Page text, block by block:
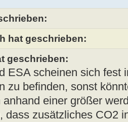
hat geschrieben:
geschrieben:
ESA scheinen sich fest
zu befinden, sonst
anhand einer größer
dass zusätzliches CO2